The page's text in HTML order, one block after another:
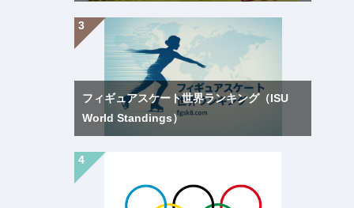
フィギュアスケート世界ランキング（ISU
World Standings）